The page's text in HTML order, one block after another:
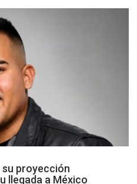
proyección
llegada a México